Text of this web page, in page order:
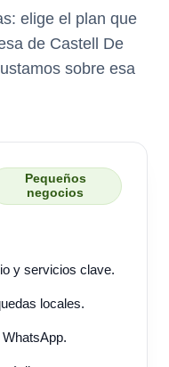
elige el plan que
de Castell De
sobre esa
Pequeños
negocios
y servicios clave.
locales.